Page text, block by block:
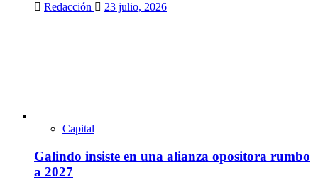
Redacción 23 julio, 2026
Capital
Galindo insiste en una alianza opositora rumbo
a 2027